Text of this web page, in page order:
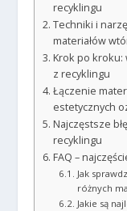
recyklingu
Techniki i
materiałów
Krok po kroku:
z recyklingu
Łączenie
estetycznych
Najczęstsze
recyklingu
FAQ –
Jak
różnych
Jakie są